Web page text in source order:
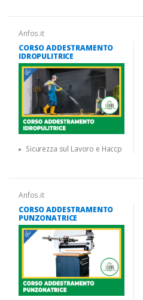
Anfos.it
CORSO ADDESTRAMENTO
IDROPULITRICE
Sicurezza sul Lavoro e Haccp
Anfos.it
CORSO ADDESTRAMENTO
PUNZONATRICE